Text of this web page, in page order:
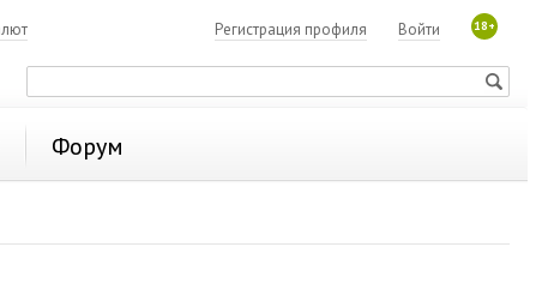
18+
Войти
Регистрация профиля
Форум